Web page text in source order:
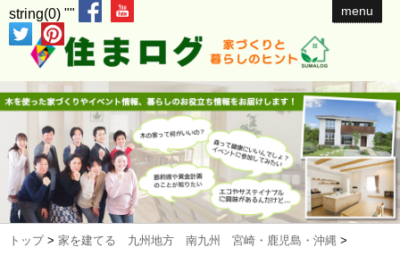
string(0) "" menu
トップ > 家を建てる 九州地方 南九州 宮崎・鹿児島・沖縄 >